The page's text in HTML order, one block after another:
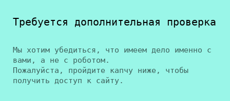
Требуется дополнительная проверка
Мы хотим убедиться, что имеем дело именно с
вами, а не с роботом.
Пожалуйста, пройдите капчу ниже, чтобы
получить доступ к сайту.